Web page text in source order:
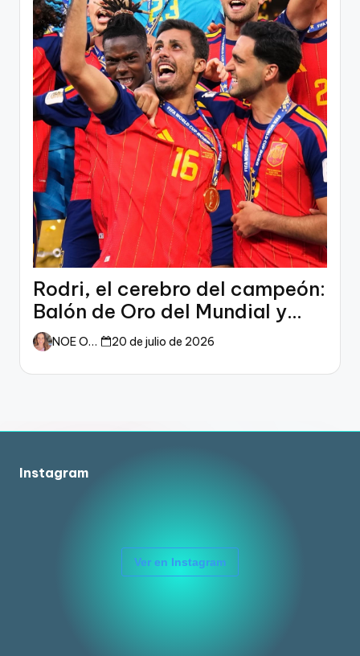
Rodri, el cerebro del campeón:
Balón de Oro del Mundial y
dueño del fútbol
NOE ORTIZ 20 de julio de 2026
Instagram
Ver en Instagram